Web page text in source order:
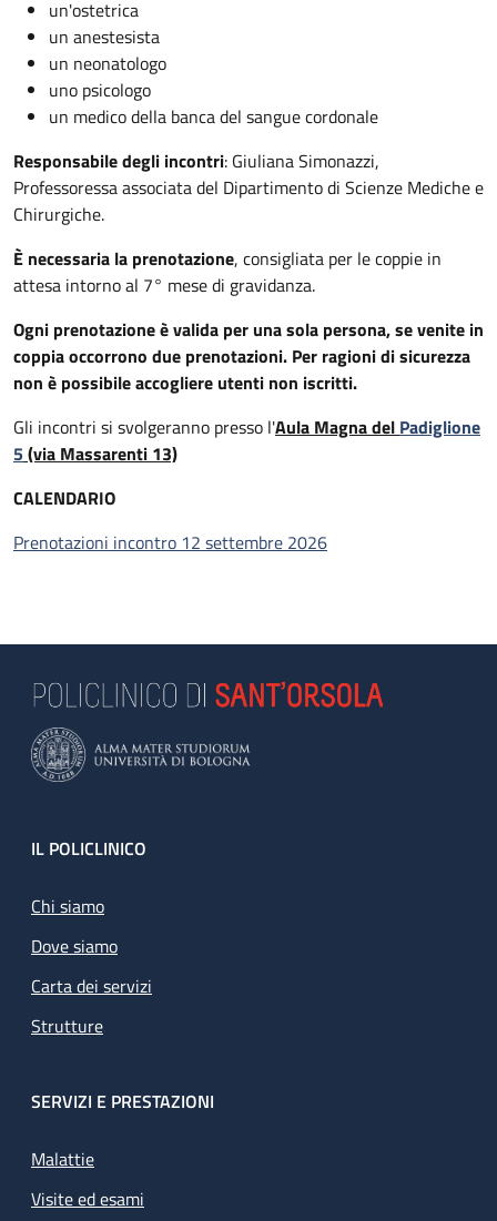
un'ostetrica
un anestesista
un neonatologo
uno psicologo
un medico della banca del sangue cordonale
Responsabile degli incontri: Giuliana Simonazzi,
Professoressa associata del Dipartimento di Scienze Mediche e
Chirurgiche.
È necessaria la prenotazione, consigliata per le coppie in
attesa intorno al 7° mese di gravidanza.
Ogni prenotazione è valida per una sola persona, se venite in
coppia occorrono due prenotazioni. Per ragioni di sicurezza
non è possibile accogliere utenti non iscritti.
Gli incontri si svolgeranno presso l'Aula Magna del Padiglione
5(via Massarenti 13)
CALENDARIO
Prenotazioni incontro 12 settembre 2026
Footer
IL POLICLINICO
Chi siamo
Dove siamo
Carta dei servizi
Strutture
SERVIZI E PRESTAZIONI
Malattie
Visite ed esami